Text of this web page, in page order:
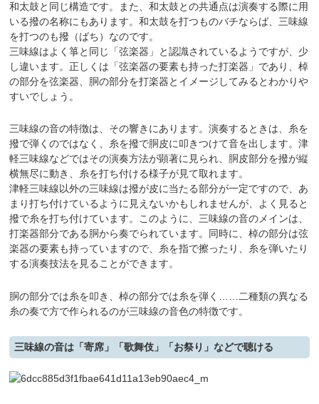
和太鼓と同じ構造です。また、和太鼓との共通点は演奏する際に用
いる撥の名称にもあります。和太鼓を打つものバチならば、三味線
を打つのも撥（ばち）なのです。
三味線はよく箏と同じ「弦楽器」と認識されているようですが、少
し違います。正しくは「弦楽器の要素も持った打楽器」であり、棹
の部分を弦楽器、胴の部分を打楽器とイメージしてみるとわかりや
すいでしょう。
三味線の音の特徴は、その響きにあります。演奏するときは、糸を
撥で弾くのではなく、糸を撥で胴皮に叩きつけて音を出します。津
軽三味線などではその演奏方法が顕著に見られ、胴皮部分を撥が縦
横無尽に動き、糸を打ち付ける様子が見て取れます。
津軽三味線以外の三味線は撥が皮に当たる部分が一定ですので、あ
まり打ち付けているように見えないかもしれませんが、よく見ると
撥で糸を打ち付けています。このように、三味線の音のメインは、
打楽器部分である胴から奏でられています。同時に、棹の部分は弦
楽器の要素も持っていますので、糸を指で擦ったり、糸を弾いたり
する演奏技法を見ることができます。
胴の部分では糸を叩き、棹の部分では糸を弾く……二種類の異なる
糸の奏で方で作られるのが三味線の音色の特徴です。
三味線の音は「寄席」「歌舞伎」「お祭り」などで聴ける